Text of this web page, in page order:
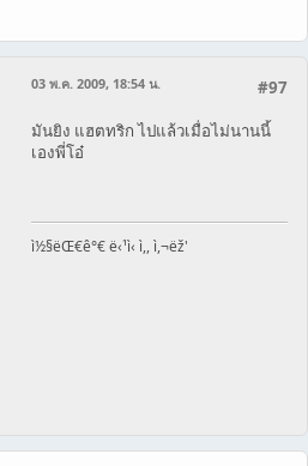
#97
03 พ.ค. 2009, 18:54 น.
มันยิง แฮตทริก ไปแล้วเมื่อไม่นานนี้
เองพี่โอ๋
ì½§ëŒ€ê°€ ë‹¹ì‹ ì,, ì,¬ëž'